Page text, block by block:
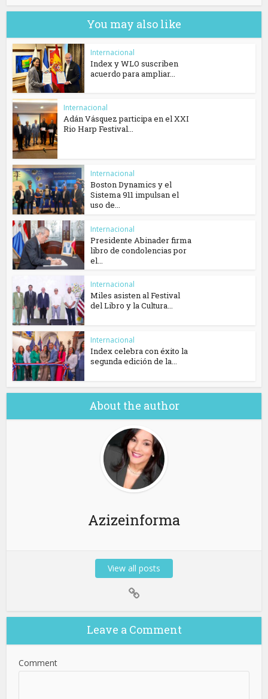
You may also like
Internacional
Index y WLO suscriben
acuerdo para ampliar...
Internacional
Adán Vásquez participa en el XXI
Rio Harp Festival...
Internacional
Boston Dynamics y el
Sistema 911 impulsan el
uso de...
Internacional
Presidente Abinader firma
libro de condolencias por
el...
Internacional
Miles asisten al Festival
del Libro y la Cultura...
Internacional
Index celebra con éxito la
segunda edición de la...
About the author
Azizeinforma
View all posts
Leave a Comment
Comment